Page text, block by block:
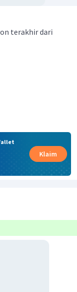
terakhir dari
Klaim